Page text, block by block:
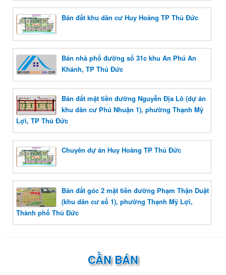
Bán đất khu dân cư Huy Hoàng TP Thủ Đức
Bán nhà phố đường số 31c khu An Phú An
Khánh, TP Thủ Đức
Bán đất mặt tiền đường Nguyễn Địa Lô (dự án
khu dân cư Phú Nhuận 1), phường Thạnh Mỹ
Lợi, TP Thủ Đức
Chuyên dự án Huy Hoàng TP Thủ Đức
Bán đất góc 2 mặt tiền đường Phạm Thận Duật
(khu dân cư số 1), phường Thạnh Mỹ Lợi,
Thành phố Thủ Đức
CẦN BÁN